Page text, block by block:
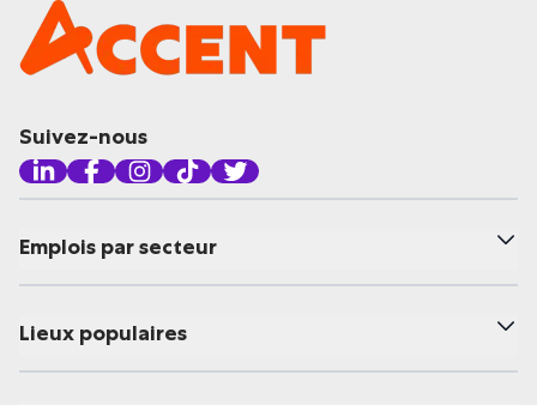
Suivez-nous
Emplois par secteur
Lieux populaires